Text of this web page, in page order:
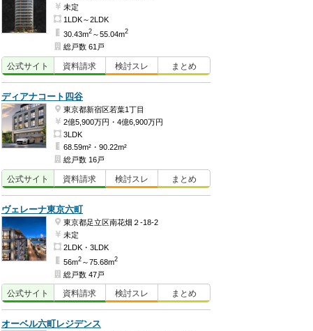
未定
1LDK～2LDK
30.43m2 ～55.04m2
総戸数 61戸
公式サイト 資料請求 検討スレ まとめ
ディアナコート四谷
東京都新宿区若葉1丁目
2億5,900万円・4億6,900万円
3LDK
68.59m²・90.22m²
総戸数 16戸
公式サイト 資料請求 検討スレ まとめ
ヴェレーナ東京六町
東京都足立区南花畑２-18-2
未定
2LDK・3LDK
56m2 ～75.68m2
総戸数 47戸
公式サイト 資料請求 検討スレ まとめ
オーベル六町レジデンス